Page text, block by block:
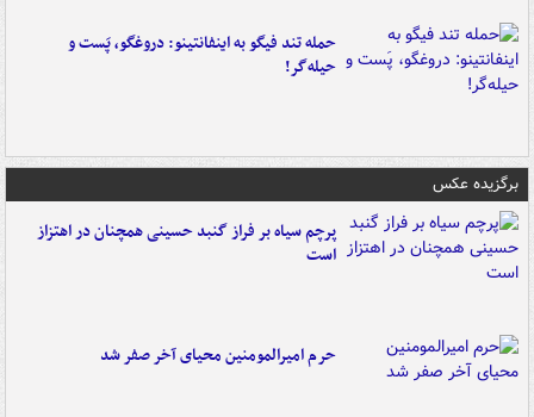
حمله تند فیگو به اینفانتینو: دروغگو، پَست‌ و
حیله‌گر!
برگزیده عکس
پرچم سیاه بر فراز گنبد حسینی همچنان در اهتزاز
است
حرم امیرالمومنین محیای آخر صفر شد